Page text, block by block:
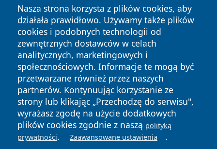
Nasza strona korzysta z plików cookies, aby
działała prawidłowo. Używamy także plików
cookies i podobnych technologii od
zewnętrznych dostawców w celach
analitycznych, marketingowych i
społecznościowych. Informacje te mogą być
przetwarzane również przez naszych
partnerów. Kontynuując korzystanie ze
strony lub klikając „Przechodzę do serwisu",
wyrażasz zgodę na użycie dodatkowych
plików cookies zgodnie z naszą polityką
prywatności. Zaawansowane ustawienia .
Copyright © 2026 stalowanews.pl Wszystkie prawa
zastrzeżone.
News Autorzy
Polityka
Prywatności
Polityka
Cookies